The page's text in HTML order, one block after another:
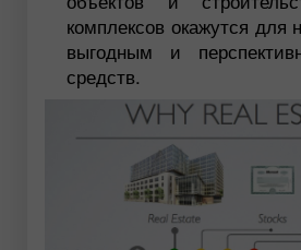
комплексов окажутся для
выгодным и
средств.